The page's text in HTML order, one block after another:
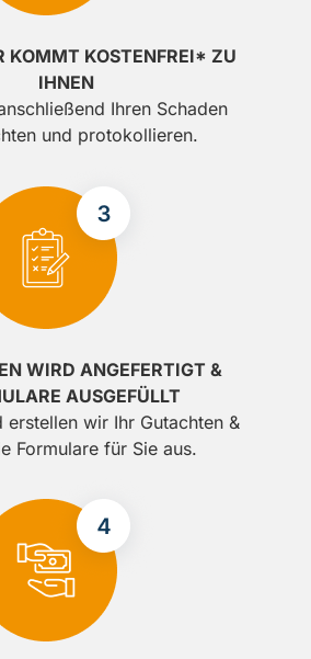
KOMMT KOSTENFREI* ZU
IHNEN
Ihren Schaden
und protokollieren.
WIRD ANGEFERTIGT &
AUSGEFÜLLT
erstellen wir Ihr Gutachten &
Formulare für Sie aus.